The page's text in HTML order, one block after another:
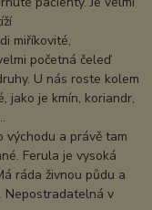
miříkovité,
početná čeleď
U nás roste kolem
jako je kmín, koriandr,
východu a právě tam
Ferula je vysoká
ráda živnou půdu a
Nepostradatelná v